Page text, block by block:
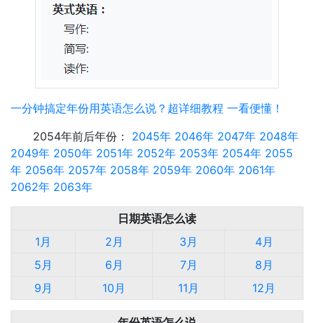
一分钟搞定年份用英语怎么说？超详细教程 一看便懂！
2054年前后年份： 2045年 2046年 2047年 2048年
2049年 2050年 2051年 2052年 2053年 2054年 2055
年 2056年 2057年 2058年 2059年 2060年 2061年
2062年 2063年
日期英语怎么读
1月
2月 3月
4月
5月
6月 7月
8月
9月
10月 11月 12月